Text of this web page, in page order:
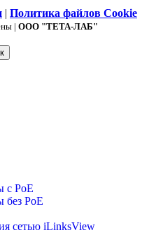
| Политика файлов Cookie
| ООО "ТЕТА-ЛАБ"
с PoE
без PoE
сетью iLinksView